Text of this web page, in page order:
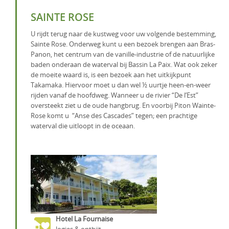
SAINTE ROSE
U rijdt terug naar de kustweg voor uw volgende bestemming,
Sainte Rose. Onderweg kunt u een bezoek brengen aan Bras-
Panon, het centrum van de vanille-industrie of de natuurlijke
baden onderaan de waterval bij Bassin La Paix. Wat ook zeker
de moeite waard is, is een bezoek aan het uitkijkpunt
Takamaka. Hiervoor moet u dan wel ½ uurtje heen-en-weer
rijden vanaf de hoofdweg. Wanneer u de rivier “De l’Est”
oversteekt ziet u de oude hangbrug. En voorbij Piton Wainte-
Rose komt u “Anse des Cascades” tegen; een prachtige
waterval die uitloopt in de oceaan.
Hotel La Fournaise